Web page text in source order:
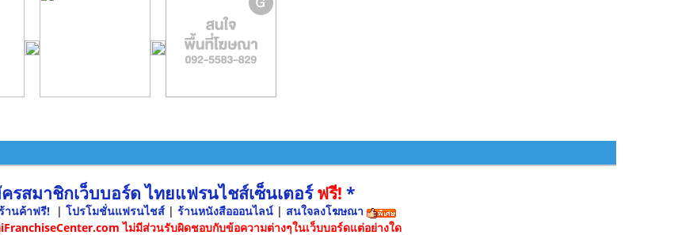
รสมาชิกเว็บบอร์ด ไทยแฟรนไชส์เซ็นเตอร์ฟรี! *
านค้าฟรี! | โปรโมชั่นแฟรนไชส์ | ร้านหนังสือออนไลน์ | สนใจลงโฆษณา
ไม่มีส่วนรับผิดชอบกับข้อความต่างๆในเว็บบอร์ดแต่อย่างใด